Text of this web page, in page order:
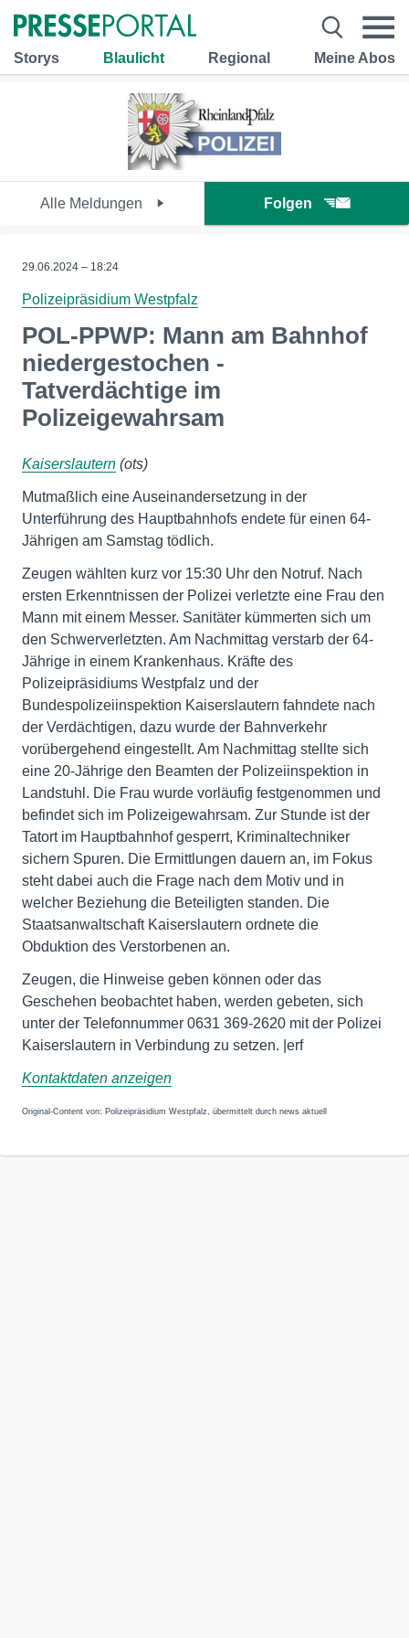
Storys Blaulicht Regional Meine Abos
Alle Meldungen Folgen
29.06.2024 – 18:24
Polizeipräsidium Westpfalz
POL-PPWP: Mann am Bahnhof
niedergestochen -
Tatverdächtige im
Polizeigewahrsam
Kaiserslautern (ots)
Mutmaßlich eine Auseinandersetzung in der
Unterführung des Hauptbahnhofs endete für einen 64-
Jährigen am Samstag tödlich.
Zeugen wählten kurz vor 15:30 Uhr den Notruf. Nach
ersten Erkenntnissen der Polizei verletzte eine Frau den
Mann mit einem Messer. Sanitäter kümmerten sich um
den Schwerverletzten. Am Nachmittag verstarb der 64-
Jährige in einem Krankenhaus. Kräfte des
Polizeipräsidiums Westpfalz und der
Bundespolizeiinspektion Kaiserslautern fahndete nach
der Verdächtigen, dazu wurde der Bahnverkehr
vorübergehend eingestellt. Am Nachmittag stellte sich
eine 20-Jährige den Beamten der Polizeiinspektion in
Landstuhl. Die Frau wurde vorläufig festgenommen und
befindet sich im Polizeigewahrsam. Zur Stunde ist der
Tatort im Hauptbahnhof gesperrt, Kriminaltechniker
sichern Spuren. Die Ermittlungen dauern an, im Fokus
steht dabei auch die Frage nach dem Motiv und in
welcher Beziehung die Beteiligten standen. Die
Staatsanwaltschaft Kaiserslautern ordnete die
Obduktion des Verstorbenen an.
Zeugen, die Hinweise geben können oder das
Geschehen beobachtet haben, werden gebeten, sich
unter der Telefonnummer 0631 369-2620 mit der Polizei
Kaiserslautern in Verbindung zu setzen. |erf
Kontaktdaten anzeigen
Original-Content von: Polizeipräsidium Westpfalz, übermittelt durch news aktuell